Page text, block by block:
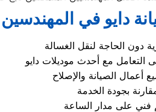
دايو في المهندسين